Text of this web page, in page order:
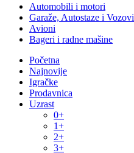
Automobili i motori
Garaže, Autostaze i Vozovi
Avioni
Bageri i radne mašine
Početna
Najnovije
Igračke
Prodavnica
Uzrast
0+
1+
2+
3+